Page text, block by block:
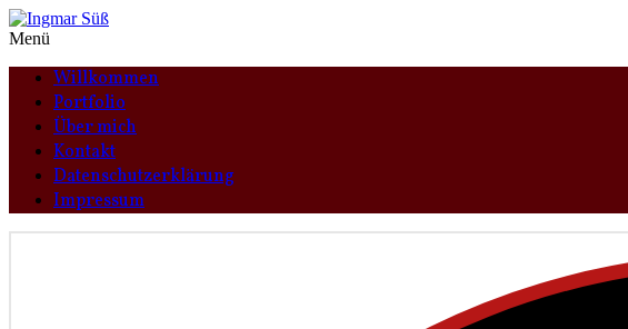
Menü
Willkommen
Portfolio
Über mich
Kontakt
Datenschutzerklärung
Impressum